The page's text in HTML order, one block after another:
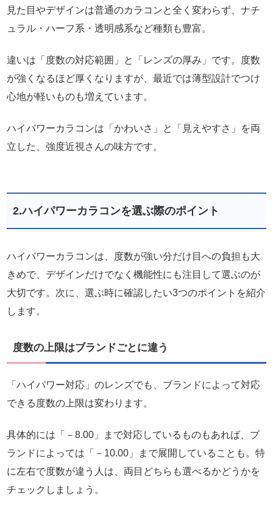
見た目やデザインは普通のカラコンと全く変わらず、ナチ
ュラル・ハーフ系・透明感系など種類も豊富。
違いは「度数の対応範囲」と「レンズの厚み」です。度数
が強くなるほど厚くなりますが、最近では薄型設計でつけ
心地が軽いものも増えています。
ハイパワーカラコンは「かわいさ」と「見えやすさ」を両
立した、強度近視さんの味方です。
2.ハイパワーカラコンを選ぶ際のポイント
ハイパワーカラコンは、度数が強い分だけ目への負担も大
きめで、デザインだけでなく機能性にも注目して選ぶのが
大切です。次に、選ぶ時に確認したい3つのポイントを紹介
します。
度数の上限はブランドごとに違う
「ハイパワー対応」のレンズでも、ブランドによって対応
できる度数の上限は変わります。
具体的には「－8.00」まで対応しているものもあれば、ブ
ランドによっては「－10.00」まで展開していることも。特
に左右で度数が違う人は、両目どちらも選べるかどうかを
チェックしましょう。